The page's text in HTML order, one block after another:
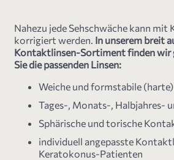
Nahezu jede Sehschwäche kann mit
korrigiert werden. In unserem breit
Kontaktlinsen-Sortiment finden wir
Sie die passenden Linsen:
Weiche und formstabile
Tages-, Monats-, Halbjahres-
Sphärische und torische
individuell angepasste
Keratokonus-Patienten